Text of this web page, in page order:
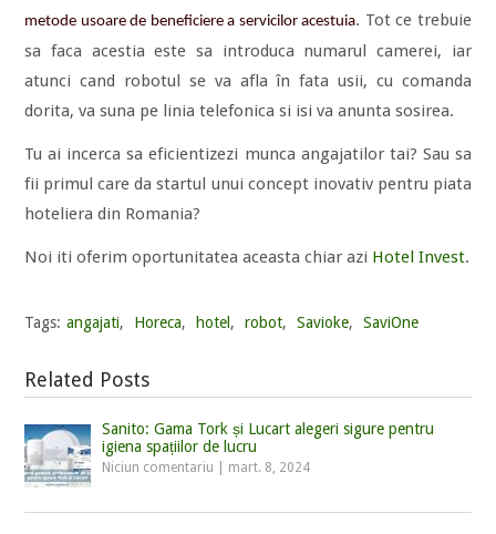
metode usoare de beneficiere a servicilor acestuia. Tot ce trebuie
sa faca acestia este sa introduca numarul camerei, iar
atunci cand robotul se va afla în fata usii, cu comanda
dorita, va suna pe linia telefonica si isi va anunta sosirea.
Tu ai incerca sa eficientizezi munca angajatilor tai? Sau sa
fii primul care da startul unui concept inovativ pentru piata
hoteliera din Romania?
Noi iti oferim oportunitatea aceasta chiar azi Hotel Invest.
Tags: angajati, Horeca, hotel , robot, Savioke, SaviOne
Related Posts
Sanito: Gama Tork și Lucart alegeri sigure pentru
igiena spațiilor de lucru
Niciun comentariu mart. 8, 2024